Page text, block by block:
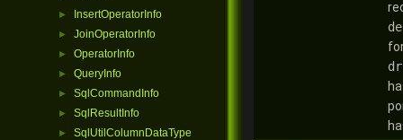
► InsertOperatorInfo
► JoinOperatorInfo
► OperatorInfo
► QueryInfo
► SqlCommandInfo
► SqlResultInfo
► SqlUtilColumnDataType